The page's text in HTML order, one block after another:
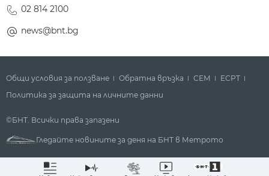
02 814 2100
news@bnt.bg
Общи условия за ползване Обратна връзка СЕМ
ECPT
Политика за защита на личните данни
©БНТ. Всички права запазени
Гледайте новините за деня на БНТ в Метрото